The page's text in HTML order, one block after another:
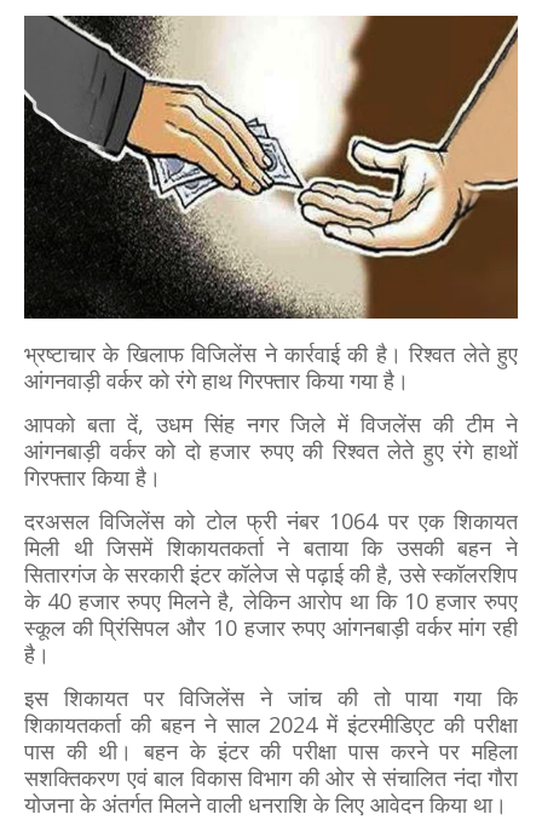
भ्रष्टाचार के खिलाफ विजिलेंस ने कार्रवाई की है। रिश्वत लेते हुए
आंगनवाड़ी वर्कर को रंगे हाथ गिरफ्तार किया गया है।
आपको बता दें, उधम सिंह नगर जिले में विजलेंस की टीम ने
आंगनबाड़ी वर्कर को दो हजार रुपए की रिश्वत लेते हुए रंगे हाथों
गिरफ्तार किया है।
दरअसल विजिलेंस को टोल फ्री नंबर 1064 पर एक शिकायत
मिली थी जिसमें शिकायतकर्ता ने बताया कि उसकी बहन ने
सितारगंज के सरकारी इंटर कॉलेज से पढ़ाई की है, उसे स्कॉलरशिप
के 40 हजार रुपए मिलने है, लेकिन आरोप था कि 10 हजार रुपए
स्कूल की प्रिंसिपल और 10 हजार रुपए आंगनबाड़ी वर्कर मांग रही
है।
इस शिकायत पर विजिलेंस ने जांच की तो पाया गया कि
शिकायतकर्ता की बहन ने साल 2024 में इंटरमीडिएट की परीक्षा
पास की थी। बहन के इंटर की परीक्षा पास करने पर महिला
सशक्तिकरण एवं बाल विकास विभाग की ओर से संचालित नंदा गौरा
योजना के अंतर्गत मिलने वाली धनराशि के लिए आवेदन किया था।